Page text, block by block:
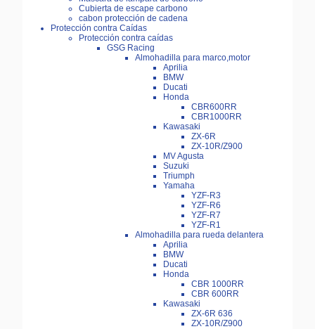
Cubierta de escape carbono
cabon protección de cadena
Protección contra Caídas
Protección contra caídas
GSG Racing
Almohadilla para marco,motor
Aprilia
BMW
Ducati
Honda
CBR600RR
CBR1000RR
Kawasaki
ZX-6R
ZX-10R/Z900
MV Agusta
Suzuki
Triumph
Yamaha
YZF-R3
YZF-R6
YZF-R7
YZF-R1
Almohadilla para rueda delantera
Aprilia
BMW
Ducati
Honda
CBR 1000RR
CBR 600RR
Kawasaki
ZX-6R 636
ZX-10R/Z900